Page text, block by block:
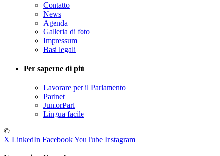
Contatto
News
Agenda
Galleria di foto
Impressum
Basi legali
Per saperne di più
Lavorare per il Parlamento
Parlnet
JuniorParl
Lingua facile
©
X LinkedIn FacebookYouTube Instagram